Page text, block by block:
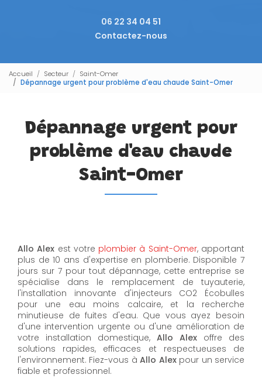
06 22 34 04 51
Contactez-nous
Accueil Secteur
Saint-Omer
Dépannage urgent pour problème d'eau chaude Saint-Omer
Dépannage urgent pour
problème d'eau chaude
Saint-Omer
Allo Alex est votre plombier à Saint-Omer, apportant
plus de 10 ans d'expertise en plomberie. Disponible 7
jours sur 7 pour tout dépannage, cette entreprise se
spécialise dans le remplacement de tuyauterie,
l'installation innovante d'injecteurs CO2 Écobulles
pour une eau moins calcaire, et la recherche
minutieuse de fuites d'eau. Que vous ayez besoin
d'une intervention urgente ou d'une amélioration de
votre installation domestique, Allo Alex offre des
solutions rapides, efficaces et respectueuses de
l'environnement. Fiez-vous àAllo Alexpour un service
fiable et professionnel.